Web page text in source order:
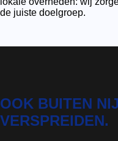
de juiste doelgroep.
OOK BUITEN
VERSPREIDEN.